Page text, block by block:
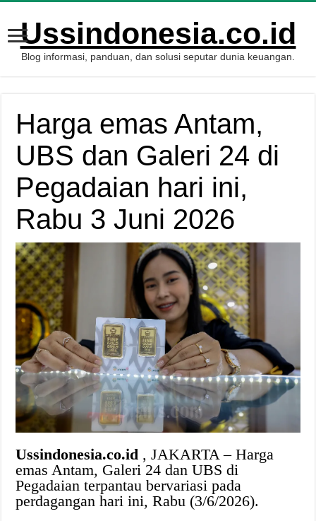
Ussindonesia.co.id
Blog informasi, panduan, dan solusi seputar dunia keuangan.
Harga emas Antam,
UBS dan Galeri 24 di
Pegadaian hari ini,
Rabu 3 Juni 2026
Ussindonesia.co.id , JAKARTA – Harga
emas Antam, Galeri 24 dan UBS di
Pegadaian terpantau bervariasi pada
perdagangan hari ini, Rabu (3/6/2026).